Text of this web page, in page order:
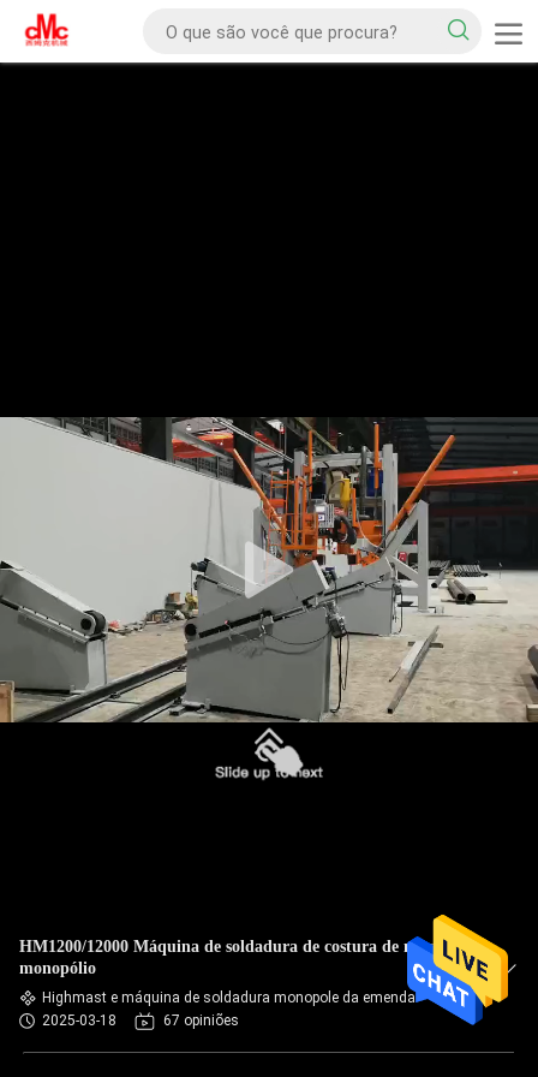
HM1200/12000 Máquina de soldadura de costura de mastro e
monopólio
Highmast e máquina de soldadura monopole da emenda
2025-03-18
67 opiniões